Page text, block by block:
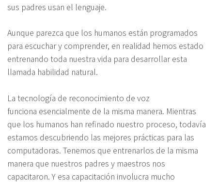
sus padres usan el lenguaje.
Aunque parezca que los humanos están programados
para escuchar y comprender, en realidad hemos estado
entrenando toda nuestra vida para desarrollar esta
llamada habilidad natural.
La tecnología de reconocimiento de voz
funciona esencialmente de la misma manera. Mientras
que los humanos han refinado nuestro proceso, todavía
estamos descubriendo las mejores prácticas para las
computadoras. Tenemos que entrenarlos de la misma
manera que nuestros padres y maestros nos
capacitaron. Y esa capacitación involucra mucho